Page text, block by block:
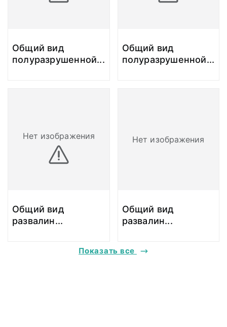
Общий вид
полуразрушенной...
Общий вид
полуразрушенной...
Нет изображения
Общий вид
развалин...
Нет изображения
Общий вид
развалин...
Показать все